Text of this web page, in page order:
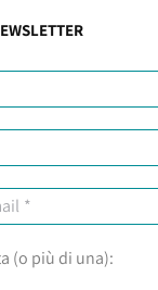
(o più di una):